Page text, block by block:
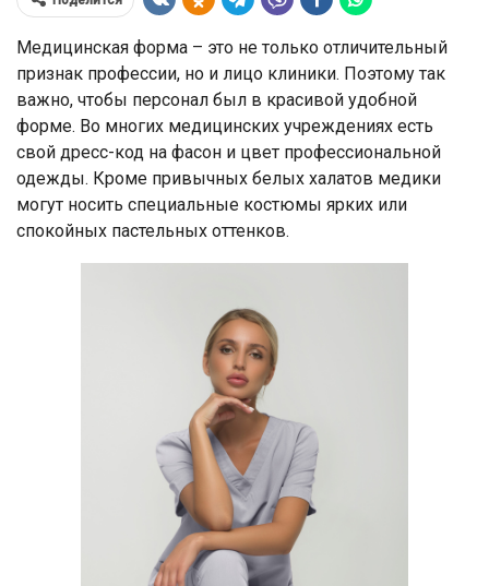
Медицинская форма – это не только отличительный
признак профессии, но и лицо клиники. Поэтому так
важно, чтобы персонал был в красивой удобной
форме. Во многих медицинских учреждениях есть
свой дресс-код на фасон и цвет профессиональной
одежды. Кроме привычных белых халатов медики
могут носить специальные костюмы ярких или
спокойных пастельных оттенков.